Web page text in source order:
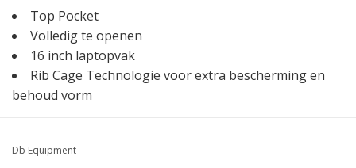
Top Pocket
Volledig te openen
16 inch laptopvak
Rib Cage Technologie voor extra bescherming en
behoud vorm
Db Equipment